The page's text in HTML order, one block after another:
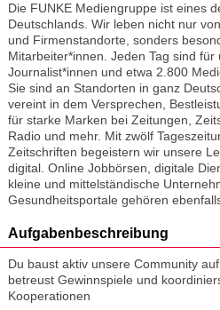
Die FUNKE Mediengruppe ist eines
Deutschlands. Wir leben nicht nur
und Firmenstandorte, sonders
Mitarbeiter*innen. Jeden Tag sind für
Journalist*innen und etwa 2.800
Sie sind an Standorten in ganz
vereint in dem Versprechen,
für starke Marken bei Zeitungen,
Radio und mehr. Mit zwölf
Zeitschriften begeistern wir unsere
digital. Online Jobbörsen, digitale
kleine und mittelständische
Gesundheitsportale gehören
Aufgabenbeschreibung
Du baust aktiv unsere Community
betreust Gewinnspiele und
Kooperationen